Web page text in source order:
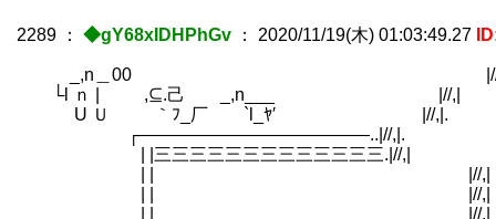
2289 ： ◆gY68xIDHPhGv ： 2020/11/19(木) 01:03:49.27
_,n＿00 |//,|.
└l ｎ | ,⊆.己 _,n___ |//,|
U Ｕ ｀ﾌ_厂 `l_ﾔ′ |//,|.
┌―――――――――――――..|//,|. ヽ
| |三三三三三三三三三三三三三.|//
| | |//,|
| | |//,|
| | |//,|